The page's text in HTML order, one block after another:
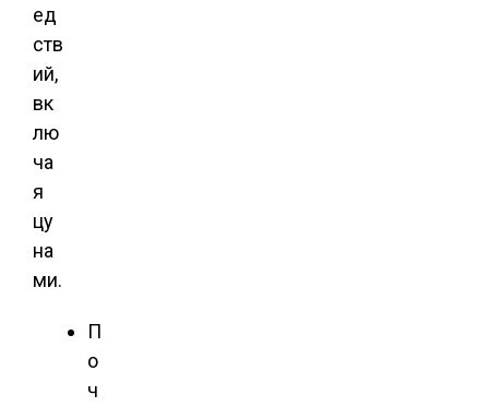
ед
ств
ий,
вк
лю
ча
я
цу
на
ми.
П
о
ч